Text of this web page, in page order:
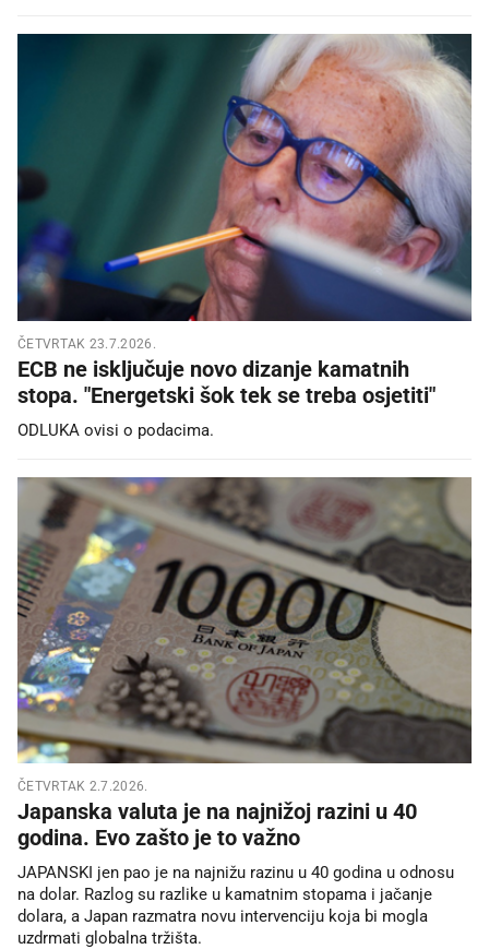
ČETVRTAK 23.7.2026.
ECB ne isključuje novo dizanje kamatnih
stopa. "Energetski šok tek se treba osjetiti"
ODLUKA ovisi o podacima.
ČETVRTAK 2.7.2026.
Japanska valuta je na najnižoj razini u 40
godina. Evo zašto je to važno
JAPANSKI jen pao je na najnižu razinu u 40 godina u odnosu
na dolar. Razlog su razlike u kamatnim stopama i jačanje
dolara, a Japan razmatra novu intervenciju koja bi mogla
uzdrmati globalna tržišta.